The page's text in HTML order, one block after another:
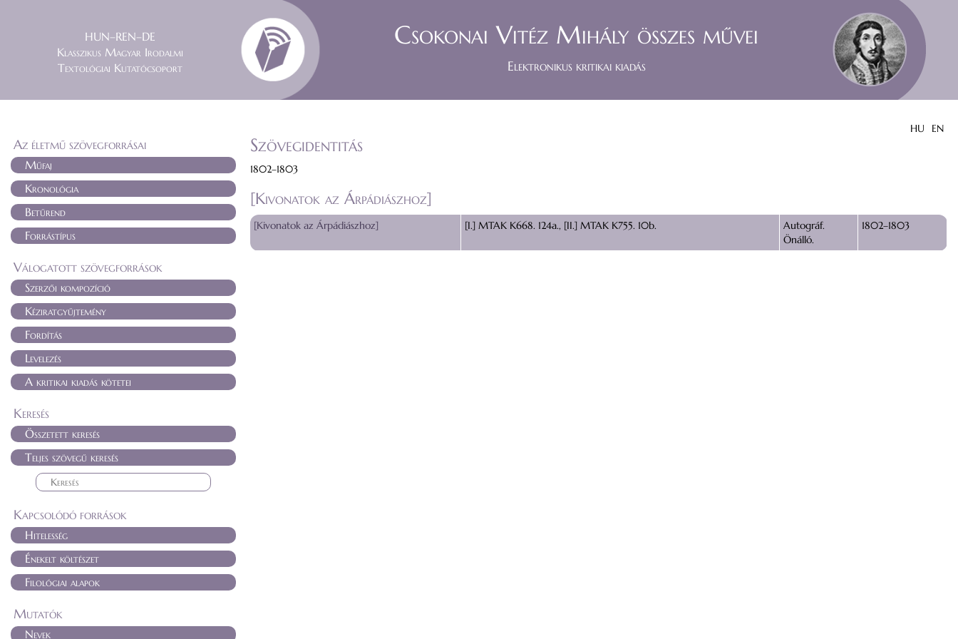
HUN–REN–DE
Klasszikus Magyar Irodalmi
Textológiai Kutatócsoport
Csokonai Vitéz Mihály összes művei
Elektronikus kritikai kiadás
HU EN
Az életmű szövegforrásai
Műfaj
Kronológia
Betűrend
Forrástípus
Válogatott szövegforrások
Szerzői kompozíció
Kéziratgyűjtemény
Fordítás
Levelezés
A kritikai kiadás kötetei
Keresés
Összetett keresés
Teljes szövegű keresés
Kapcsolódó források
Hitelesség
Énekelt költészet
Filológiai alapok
Mutatók
Nevek
Szövegidentitás
1802–1803
[Kivonatok az Árpádiászhoz]
[Kivonatok az Árpádiászhoz] [I.] MTAK K668. 124a., [II.] MTAK K755. 10b.
Autográf.
Önálló.
1802–1803